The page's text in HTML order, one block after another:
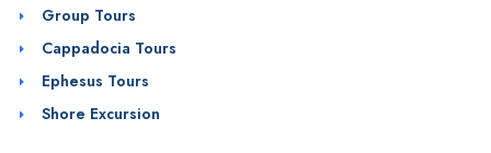
Group Tours
Cappadocia Tours
Ephesus Tours
Shore Excursion